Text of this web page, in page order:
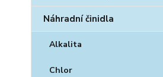
Náhradní činidla
Alkalita
Chlor